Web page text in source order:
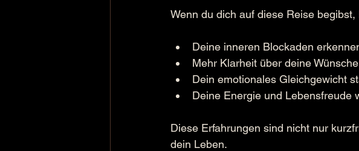
Wenn du dich auf diese Reise begibst,
Deine inneren Blockaden
Mehr Klarheit über deine
Dein emotionales Gleichgewicht
Deine Energie und Lebensfreude
Diese Erfahrungen sind nicht nur
dein Leben.